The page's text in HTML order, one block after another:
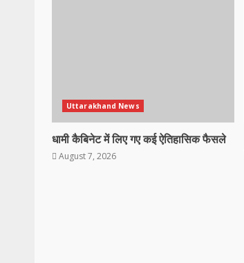
Uttarakhand News
धामी कैबिनेट में लिए गए कई ऐतिहासिक फैसले
August 7, 2026